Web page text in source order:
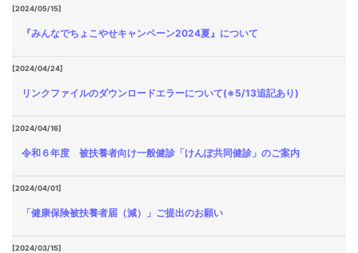
[2024/05/15]
『みんなでちょこやせキャンペーン2024夏』について
[2024/04/24]
リンクファイルのダウンロードエラーについて(※5/13追記あり)
[2024/04/16]
令和６年度 被扶養者向け一般健診「けんぽ共同健診」のご案内
[2024/04/01]
「健康保険被扶養者届（減）」ご提出のお願い
[2024/03/15]